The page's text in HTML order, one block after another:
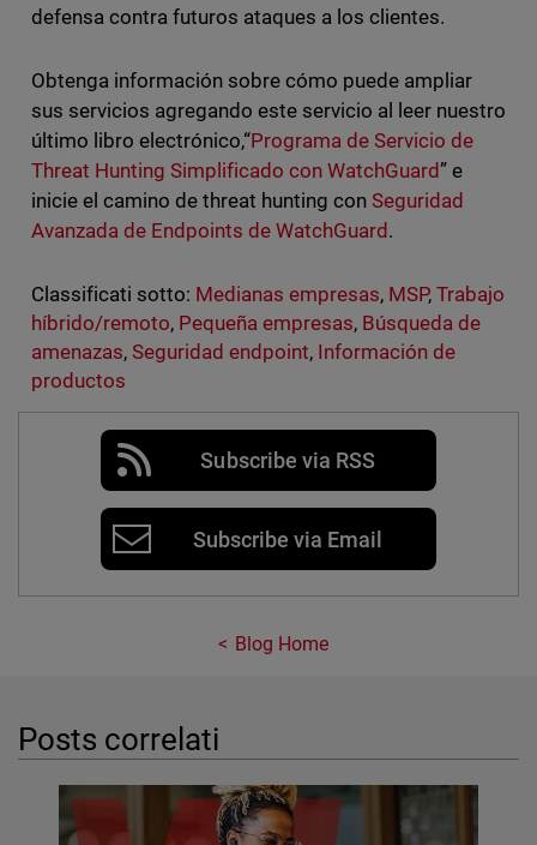
defensa contra futuros ataques a los clientes.
Obtenga información sobre cómo puede ampliar
sus servicios agregando este servicio al leer nuestro
último libro electrónico,“Programa de Servicio de
Threat Hunting Simplificado con WatchGuard” e
inicie el camino de threat hunting conSeguridad
Avanzada de Endpoints de WatchGuard.
Classificati sotto: Medianas empresas, MSP,Trabajo
híbrido/remoto, Pequeña empresas, Búsqueda de
amenazas, Seguridad endpoint, Información de
productos
Subscribe via RSS
Subscribe via Email
Blog Home
Posts correlati